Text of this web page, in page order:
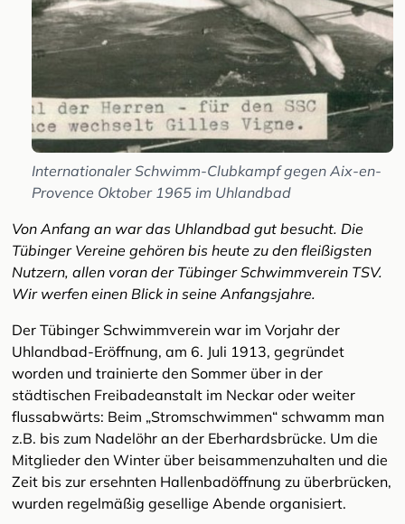
Internationaler Schwimm-Clubkampf gegen Aix-en-
Provence Oktober 1965 im Uhlandbad
Von Anfang an war das Uhlandbad gut besucht. Die
Tübinger Vereine gehören bis heute zu den fleißigsten
Nutzern, allen voran der Tübinger Schwimmverein TSV.
Wir werfen einen Blick in seine Anfangsjahre.
Der Tübinger Schwimmverein war im Vorjahr der
Uhlandbad-Eröffnung, am 6. Juli 1913, gegründet
worden und trainierte den Sommer über in der
städtischen Freibadeanstalt im Neckar oder weiter
flussabwärts: Beim „Stromschwimmen“ schwamm man
z.B. bis zum Nadelöhr an der Eberhardsbrücke. Um die
Mitglieder den Winter über beisammenzuhalten und die
Zeit bis zur ersehnten Hallenbadöffnung zu überbrücken,
wurden regelmäßig gesellige Abende organisiert.